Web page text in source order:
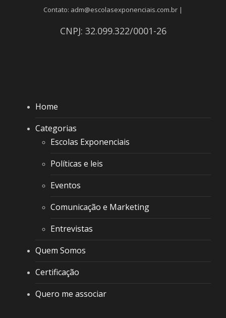
Contato: adm@escolasexponenciais.com.br |
CNPJ: 32.099.322/0001-26
Home
Categorias
Escolas Exponenciais
Políticas e leis
Eventos
Comunicação e Marketing
Entrevistas
Quem Somos
Certificação
Quero me associar